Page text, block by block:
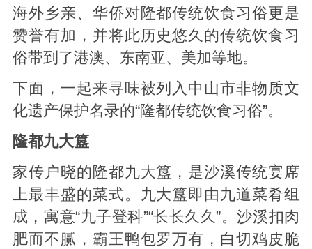
海外乡亲、华侨对隆都传统饮食习俗更是
赞誉有加，并将此历史悠久的传统饮食习
俗带到了港澳、东南亚、美加等地。
下面，一起来寻味被列入中山市非物质文
化遗产保护名录的“隆都传统饮食习俗”。
隆都九大簋
家传户晓的隆都九大簋，是沙溪传统宴席
上最丰盛的菜式。九大簋即由九道菜肴组
成，寓意“九子登科”“长长久久”。沙溪扣肉
肥而不腻，霸王鸭包罗万有，白切鸡皮脆